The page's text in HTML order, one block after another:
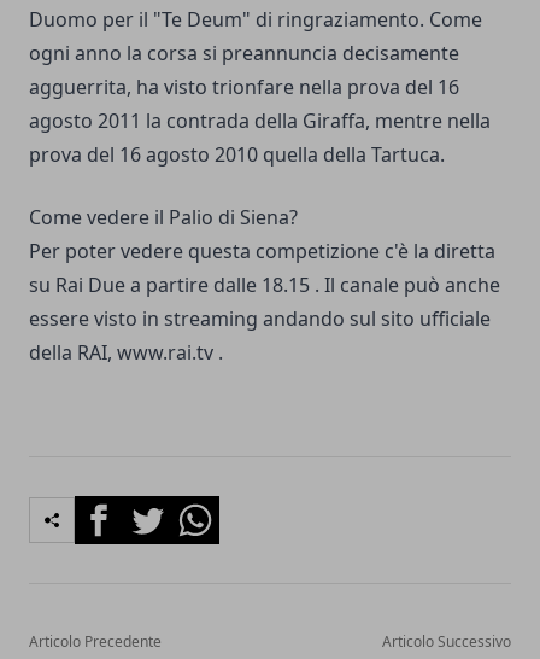
Duomo per il "Te Deum" di ringraziamento. Come
ogni anno la corsa si preannuncia decisamente
agguerrita, ha visto trionfare nella prova del 16
agosto 2011 la contrada della Giraffa, mentre nella
prova del 16 agosto 2010 quella della Tartuca.
Come vedere il Palio di Siena?
Per poter vedere questa competizione c'è la diretta
su Rai Due a partire dalle 18.15 . Il canale può anche
essere visto in streaming andando sul sito ufficiale
della RAI, www.rai.tv .
FacebookTwitterWhatsapp
Articolo Precedente Articolo Successivo